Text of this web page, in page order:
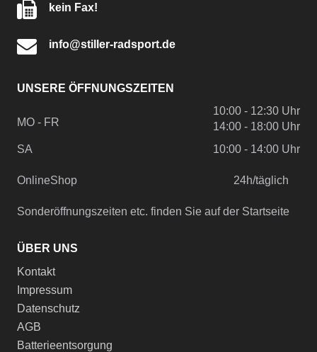
kein Fax!
info@stiller-radsport.de
UNSERE ÖFFNUNGSZEITEN
MO - FR
10:00 - 12:30 Uhr
14:00 - 18:00 Uhr
SA
10:00 - 14:00 Uhr
OnlineShop 24h/täglich
Sonderöffnungszeiten etc. finden Sie auf der Startseite
ÜBER UNS
Kontakt
Impressum
Datenschutz
AGB
Batterieentsorgung